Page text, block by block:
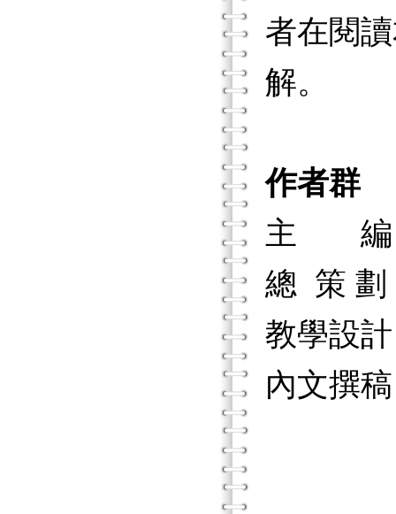
者在閱
解。
作者群
主 編：
總 策 劃
教學設
內文撰